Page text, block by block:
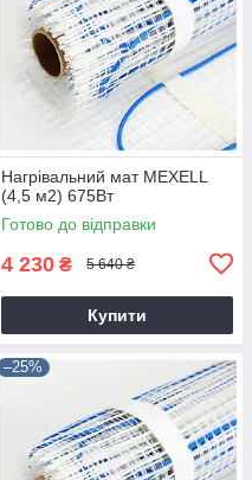
Нагрівальний мат MEXELL
(4,5 м2) 675Вт
Готово до відправки
4 230 ₴ 5 640 ₴
Купити
–25%